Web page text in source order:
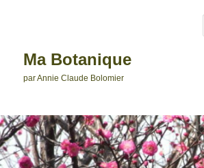
Ma Botanique
par Annie Claude Bolomier